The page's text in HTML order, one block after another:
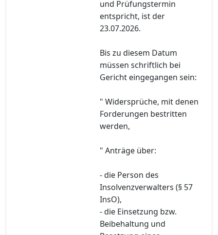
und Prüfungstermin
entspricht, ist der
23.07.2026.
Bis zu diesem Datum
müssen schriftlich bei
Gericht eingegangen sein:
" Widersprüche, mit denen
Forderungen bestritten
werden,
" Anträge über:
- die Person des
Insolvenzverwalters (§ 57
InsO),
- die Einsetzung bzw.
Beibehaltung und